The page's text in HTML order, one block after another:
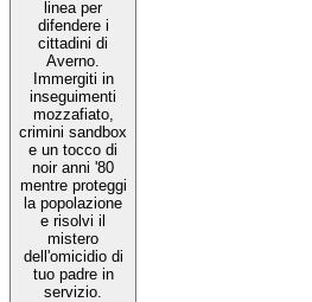
linea per
difendere i
cittadini di
Averno.
Immergiti in
inseguimenti
mozzafiato,
crimini sandbox
e un tocco di
noir anni '80
mentre proteggi
la popolazione
e risolvi il
mistero
dell'omicidio di
tuo padre in
servizio.